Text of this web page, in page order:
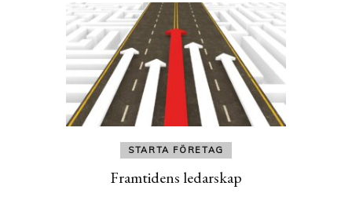
STARTA FÖRETAG
Framtidens ledarskap